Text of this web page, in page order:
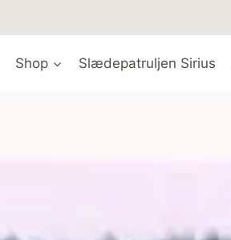
Shop Slædepatruljen Sirius